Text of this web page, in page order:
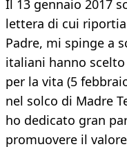
Il 13 gennaio 2017
lettera di cui
Padre, mi spinge a
italiani hanno
per la vita (5
nel solco di Madre
ho dedicato gran
promuovere il